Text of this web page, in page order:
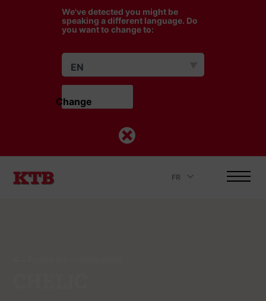
We've detected you might be
speaking a different language. Do
you want to change to:
EN
Change
FR .